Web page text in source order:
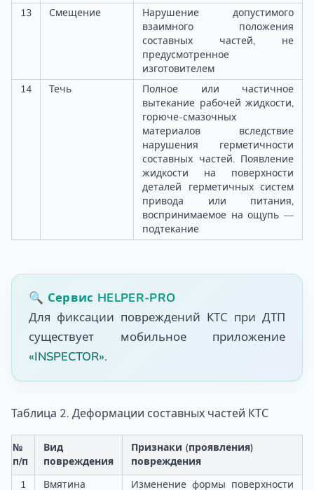
13
Смещение
Нарушение допустимого
взаимного положения
составных частей, не
предусмотренное
изготовителем
14
Течь
Полное или частичное
вытекание рабочей жидкости,
горюче-смазочных
материалов вследствие
нарушения герметичности
составных частей. Появление
жидкости на поверхности
деталей герметичных систем
привода или питания,
воспринимаемое на ощупь —
подтекание
🔍 Сервис HELPER-PRO
Для фиксации повреждений КТС при ДТП
существует мобильное приложение
«INSPECTOR».
Таблица 2. Деформации составных частей КТС
№
п/п
Вид
повреждения
Признаки (проявления)
повреждения
1
Вмятина
Изменение формы поверхности